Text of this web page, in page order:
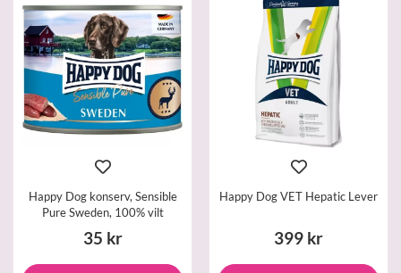
Happy Dog konserv, Sensible
Pure Sweden, 100% vilt
35 kr
Happy Dog VET Hepatic Lever
399 kr